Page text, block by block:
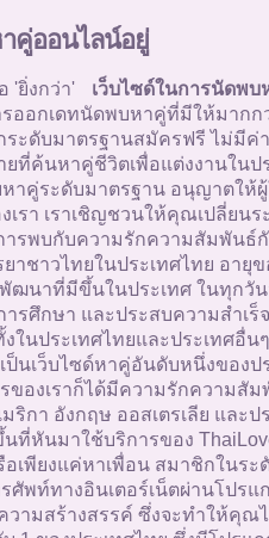
คู่ออนไลน์อยู่
'ยิ่งกว่า'
เว็บไซด์ในการนัดพบ
ออกเดทนัดพบหาคู่ที่มีให้มากก
ระดับมาตรฐานสมัครฟรี ไม่มีค่
ที่ค้นหาคู่ชีวิตเพื่อแต่งงานในป
าคู่ระดับมาตรฐาน อนุญาตให้
เรา เราเชิญชวนให้คุณเปลี่ยน
ารพบกับความรักความสัมพันธ์
าชาวไทยในประเทศไทย อายุข
พัฒนาที่มีขึ้นในประเทศ ในทุกวั
รศึกษา และประสบความสำเร็
ในประเทศไทยและประเทศอื่น
ป็นเว็บไซด์หาคู่อันดับหนึ่งของป
องเราก็ได้มีความรักความสัม
ริกา อังกฤษ ออสเตรเลีย และ
ที่หันมาใช้บริการของ
เพียงแค่หาเพื่อน สมาชิกในระ
พท์ทางอินเตอร์เน็ตผ่านโปรแ
วามสร้างสรรค์ ซึ่งจะทำให้คุณ